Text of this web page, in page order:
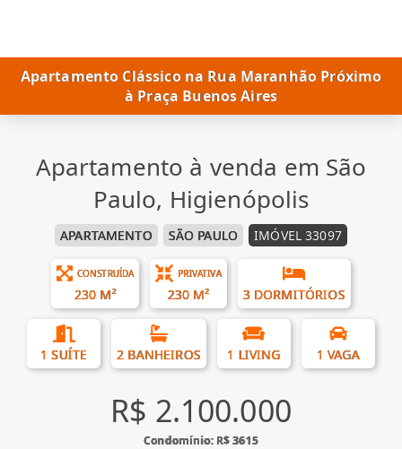
Apartamento Clássico na Rua Maranhão Próximo
à Praça Buenos Aires
Apartamento à venda em São
Paulo, Higienópolis
APARTAMENTO SÃO PAULO IMÓVEL 33097
CONSTRUÍDA
230 M²
PRIVATIVA
230 M² 3 DORMITÓRIOS
1 SUÍTE 2 BANHEIROS 1 LIVING 1 VAGA
R$ 2.100.000
Condomínio: R$ 3615